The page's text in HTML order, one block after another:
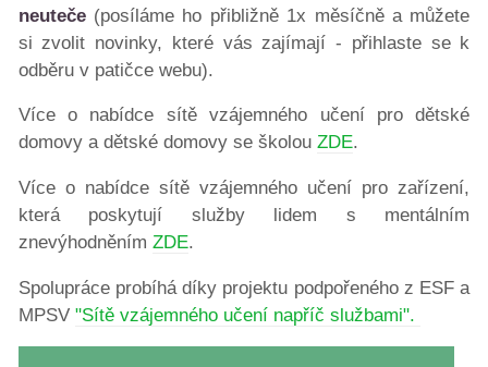
neuteče(posíláme ho přibližně 1x měsíčně a můžete
si zvolit novinky, které vás zajímají - přihlaste se k
odběru v patičce webu).
Více o nabídce sítě vzájemného učení pro dětské
domovy a dětské domovy se školou ZDE.
Více o nabídce sítě vzájemného učení pro zařízení,
která poskytují služby lidem s mentálním
znevýhodněním ZDE.
Spolupráce probíhá díky projektu podpořeného z ESF a
MPSV "Sítě vzájemného učení napříč službami".